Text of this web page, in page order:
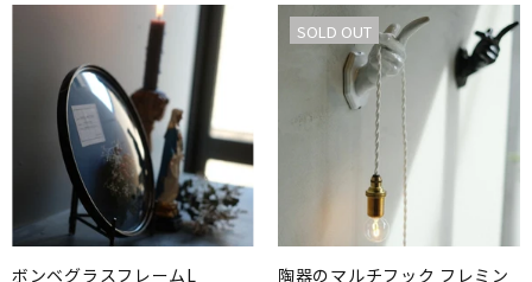
ボンベグラスフレームL
SOLD OUT
陶器のマルチフック フレミン